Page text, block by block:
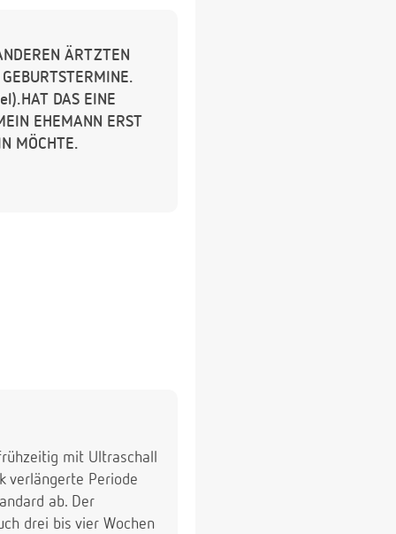
ÄRTZTEN
DAS EINE
EHEMANN ERST
MÖCHTE.
mit Ultraschall
verlängerte Periode
ab. Der
drei bis vier Wochen